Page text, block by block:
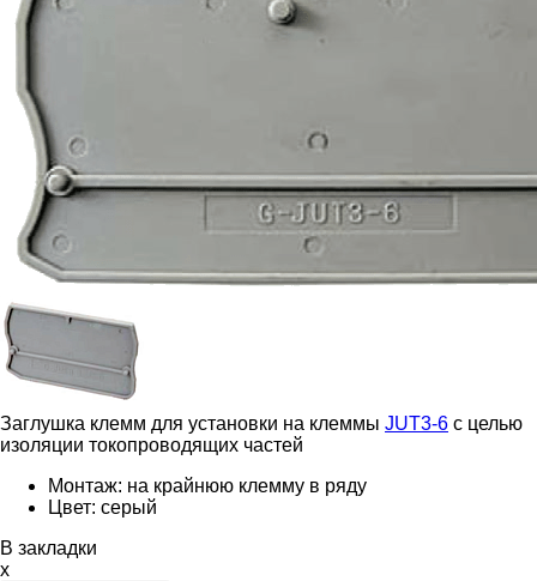
Заглушка клемм для установки на клеммы JUT3-6 с целью
изоляции токопроводящих частей
Монтаж: на крайнюю клемму в ряду
Цвет: серый
В закладки
x